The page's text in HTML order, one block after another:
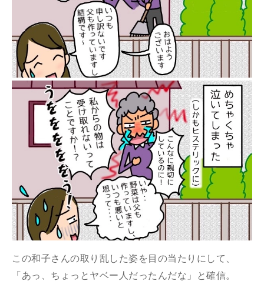
この和子さんの取り乱した姿を目の当たりにして、
「あっ、ちょっとヤベー人だったんだな」と確信。